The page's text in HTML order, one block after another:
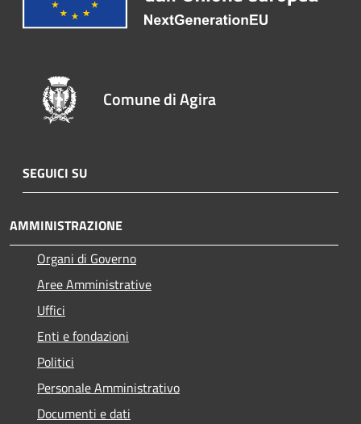
Comune di Agira
SEGUICI SU
AMMINISTRAZIONE
Organi di Governo
Aree Amministrative
Uffici
Enti e fondazioni
Politici
Personale Amministrativo
Documenti e dati